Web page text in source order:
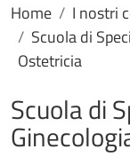
Home I nostri
Scuola di
Ostetricia
Scuola di